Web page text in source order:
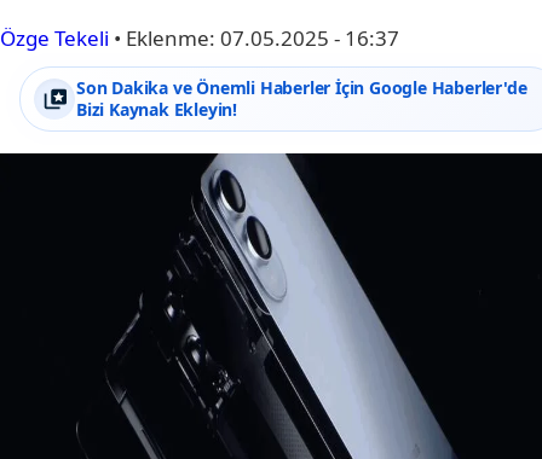
Özge Tekeli • Eklenme: 07.05.2025 - 16:37
Son Dakika ve Önemli Haberler İçin Google Haberler'de
Bizi Kaynak Ekleyin!